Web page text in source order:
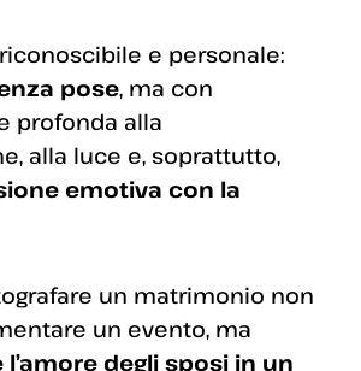
e personale:
pose, ma con
profonda alla
alla luce e, soprattutto,
emotiva con la
un matrimonio non
un evento, ma
degli sposi in un